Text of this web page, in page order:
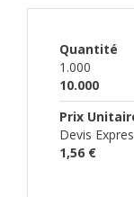
Quantité
1.000
10.000
Prix
Devis
1,56 €